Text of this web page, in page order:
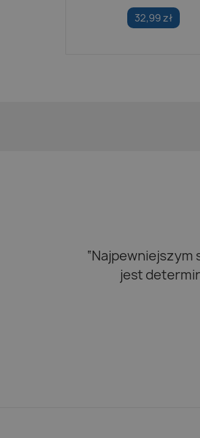
32,99 zł
“Najpewniejszym
jest